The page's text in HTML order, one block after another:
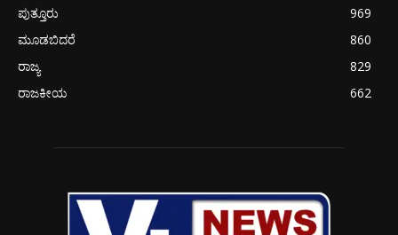
ಪುತ್ತೂರು
969
ಮೂಡಬಿದರೆ
860
ರಾಜ್ಯ
829
ರಾಜಕೀಯ
662